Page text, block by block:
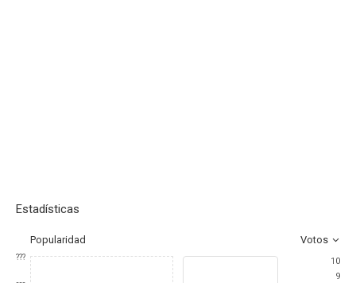
Estadísticas
Popularidad Votos
???
10
9